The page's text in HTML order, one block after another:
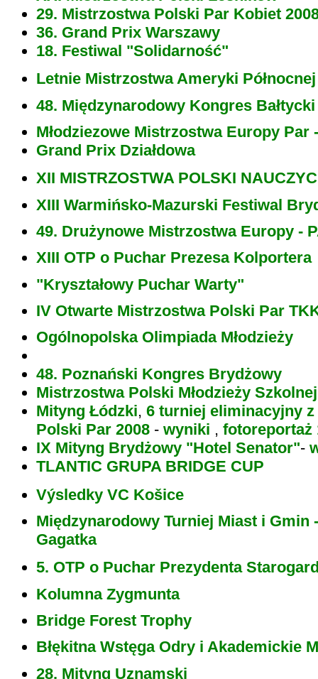
29. Mistrzostwa Polski Par Kobiet
36. Grand Prix Warszawy
18. Festiwal "Solidarność"
Letnie Mistrzostwa Ameryki Północnej
48. Międzynarodowy Kongres Bałtycki
Młodziezowe Mistrzostwa Europy Par
Grand Prix Działdowa
XII MISTRZOSTWA POLSKI
XIII Warmińsko-Mazurski Festiwal
49. Drużynowe Mistrzostwa Europy -
XIII OTP o Puchar Prezesa Kolportera
"Kryształowy Puchar Warty"
IV Otwarte Mistrzostwa Polski Par
Ogólnopolska Olimpiada Młodzieży
48. Poznański Kongres Brydżowy
Mistrzostwa Polski Młodzieży Szkolnej
Mityng Łódzki, 6 turniej eliminacyjny
Polski Par 2008 - wyniki , fotoreportaż
IX Mityng Brydżowy "Hotel Senator"-
TLANTIC GRUPA BRIDGE CUP
Výsledky VC Košice
Międzynarodowy Turniej Miast i Gmin
Gagatka
5. OTP o Puchar Prezydenta
Kolumna Zygmunta
Bridge Forest Trophy
Błękitna Wstęga Odry i Akademickie
28. Mityng Uznamski